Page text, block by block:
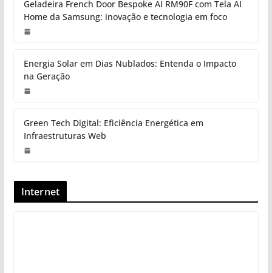
Geladeira French Door Bespoke AI RM90F com Tela AI
Home da Samsung: inovação e tecnologia em foco
Energia Solar em Dias Nublados: Entenda o Impacto
na Geração
Green Tech Digital: Eficiência Energética em
Infraestruturas Web
Internet